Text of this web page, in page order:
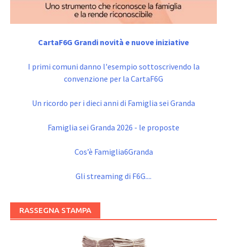
CartaF6G Grandi novità e nuove iniziative
I primi comuni danno l'esempio sottoscrivendo la
convenzione per la CartaF6G
Un ricordo per i dieci anni di Famiglia sei Granda
Famiglia sei Granda 2026 - le proposte
Cos’è Famiglia6Granda
Gli streaming di F6G....
RASSEGNA STAMPA